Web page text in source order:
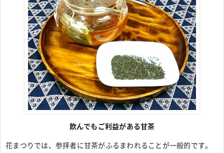
飲んでもご利益がある甘茶
花まつりでは、参拝者に甘茶がふるまわれることが一般的です。